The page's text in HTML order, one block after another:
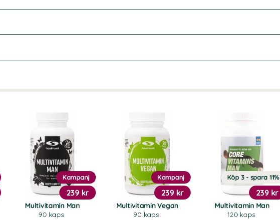
Multivitamin Man
90 kaps
Kampanj
239 kr
Multivitamin Vegan
90 kaps
Kampanj
239 kr
Multivitamin Man
120 kaps
Köp 3 - spara 11%
239 kr